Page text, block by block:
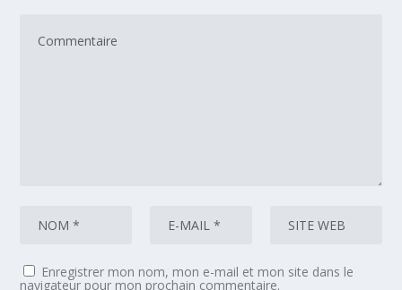
Enregistrer mon nom, mon e-mail et mon site dans le
navigateur pour mon prochain commentaire.